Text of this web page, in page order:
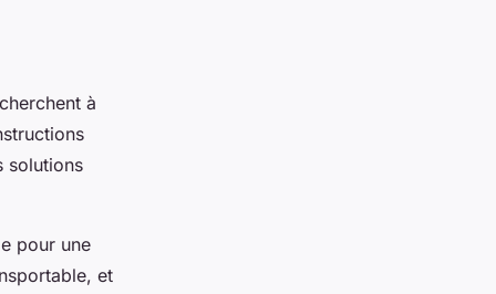
à
solutions
pour une
et